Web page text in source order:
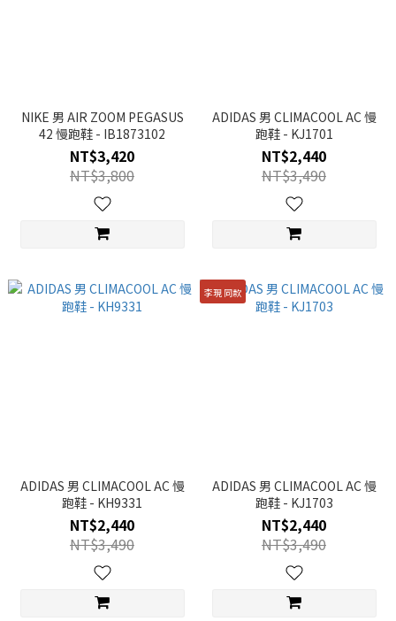
NIKE 男 AIR ZOOM PEGASUS
42 慢跑鞋 - IB1873102
NT$3,420
NT$3,800
ADIDAS 男 CLIMACOOL AC 慢
跑鞋 - KJ1701
NT$2,440
NT$3,490
ADIDAS 男 CLIMACOOL AC 慢
跑鞋 - KH9331
NT$2,440
NT$3,490
李現 同款
ADIDAS 男 CLIMACOOL AC 慢
跑鞋 - KJ1703
NT$2,440
NT$3,490